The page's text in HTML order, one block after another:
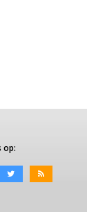
op: